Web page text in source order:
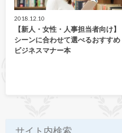
2018.12.10
【新人・女性・人事担当者向け】
シーンに合わせて選べるおすすめ
ビジネスマナー本